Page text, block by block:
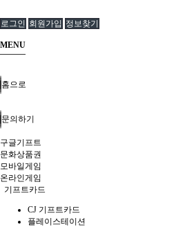
로그인 회원가입 정보찾기
MENU
홈으로
문의하기
구글기프트
문화상품권
모바일게임
온라인게임
기프트카드
CJ 기프트카드
플레이스테이션